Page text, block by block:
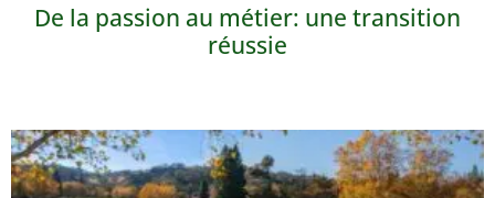
De la passion au métier: une transition
réussie